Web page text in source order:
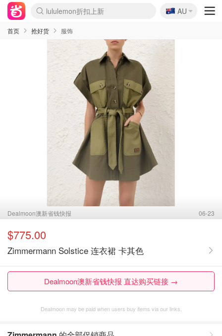
lululemon折扣上新
Sasa美妆护肤3.5折
SSENSE年中2.5折
FreshBeauty好价汇总
Cettire降价+叠9折
WWS Coles超市实拍
viagogo二手票捡漏
Myer超级周末
The Outnet奢牌1折起
David Jones 3折起
Flannels大牌1折
Perfumes Club护肤1折
AMIRO面罩$251
Amazon折扣汇总
eToro入金$200送$50
Amazon数码好物
ICONIC本周7.5折
ThedoubleF高奢地板价
Moose Knuckles 6折
丝芙兰5折起
EUFY摄像头$98
Selenichast首饰2折
Trip机票酒店促销
YSL送5件彩妆礼
Amazon家居好物
Amazon美妆护肤
雅漾大喷$8
过敏原检测盒$33
伊索独家赠50ml沐浴露
科颜氏高保湿面霜$29
SEALIFE海洋馆门票6折
丝塔芙大白罐$16
订阅Newsletter送香薰
Cult Beauty 6.8折
Harrods圣诞日历$525
LN-CC奢牌私促3折
d'Alba空姐喷雾$16
EVE LOM套装£56
Bernardelli独家4折
Adore Beauty 6折起
CT圣诞日历
Mytheresa奢品2.7折
Luxury Escapes 9折
Currentbody美容仪$881
MOON Garden Live
Roborock扫地机$649
Tingo Life水杯$24
Valentino官网5折
CR洗护套装$23
修丽可4件套$159
Myer彩妆2件7折
GANNI官网4.5折
Stylevana韩妆4折
Tessabit高奢8.5折
OGX洗发水$11
Amazon阿德莱德次日达
卡诗8.5折+赠礼
Philips Hue灯具8折
🇦🇺
AU
首页 抢好货 服饰
Dealmoon澳新省钱快报 06-23
$775.00
Zimmermann Solstice 连衣裙 卡其色
Dealmoon澳新省钱快报 直达购买链接 →
Dealmoon may be paid when users buy items via our links.